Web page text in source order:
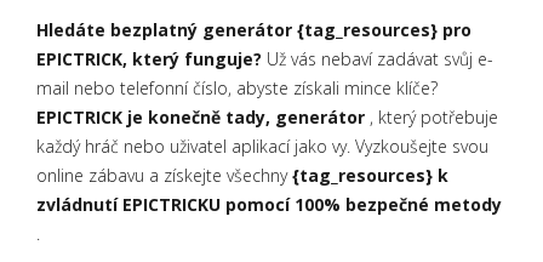
Hledáte bezplatný generátor {tag_resources} pro
EPICTRICK, který funguje? Už vás nebaví zadávat svůj e-
mail nebo telefonní číslo, abyste získali mince klíče?
EPICTRICK je konečně tady, generátor , který potřebuje
každý hráč nebo uživatel aplikací jako vy. Vyzkoušejte svou
online zábavu a získejte všechny{tag_resources} k
zvládnutí EPICTRICKU pomocí 100% bezpečné metody
.